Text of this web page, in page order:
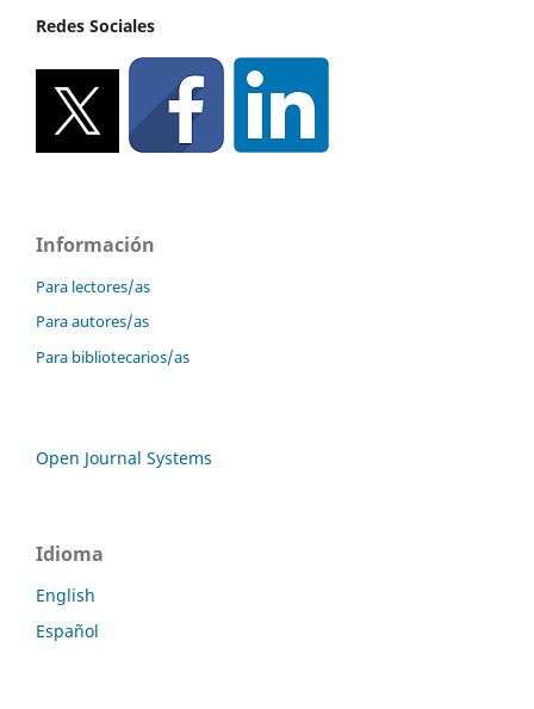
Redes Sociales
Información
Para lectores/as
Para autores/as
Para bibliotecarios/as
Open Journal Systems
Idioma
English
Español